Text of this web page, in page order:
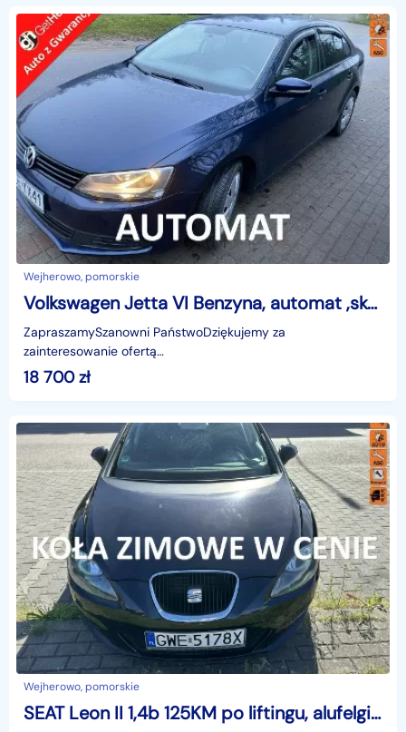
Wejherowo, pomorskie
Volkswagen Jetta VI Benzyna, automat ,skóry, tempomat, opony wielosezonowe, Isofix
ZapraszamySzanowni PaństwoDziękujemy za
zainteresowanie ofertą
AutazEuropejskichSalonow.pl.czynne:pn-pt 9-18.sob 10-15.
Parkuje w Wejherowo,ul. Orzeszkowej 10,
18 700zł
Wejherowo, pomorskie
SEAT Leon II 1,4b 125KM po liftingu, alufelgi, isofix, drugie koła, sportowe fote